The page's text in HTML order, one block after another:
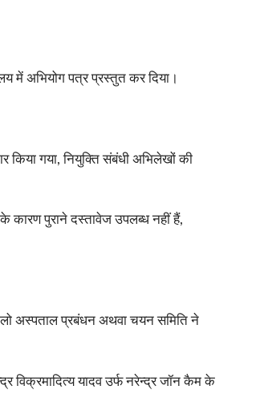
में अभियोग पत्र प्रस्तुत कर दिया।
गया, नियुक्ति संबंधी अभिलेखों की
के कारण पुराने दस्तावेज उपलब्ध नहीं हैं,
अस्पताल प्रबंधन अथवा चयन समिति ने
विक्रमादित्य यादव उर्फ नरेन्द्र जॉन कैम के